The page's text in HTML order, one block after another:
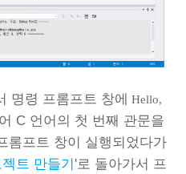
명령 프롬프트 창에
Hello,
C 언어의 첫 번째 관문을
롬프트 창이 실행되었다가
트 만들기 '로 돌아가서 프